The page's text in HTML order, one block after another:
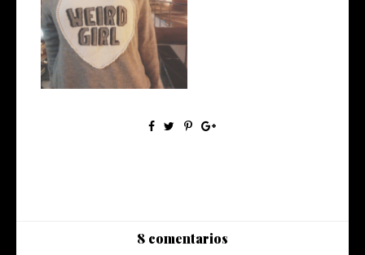
Vacaciones por un día en el
Hilton
8 comentarios